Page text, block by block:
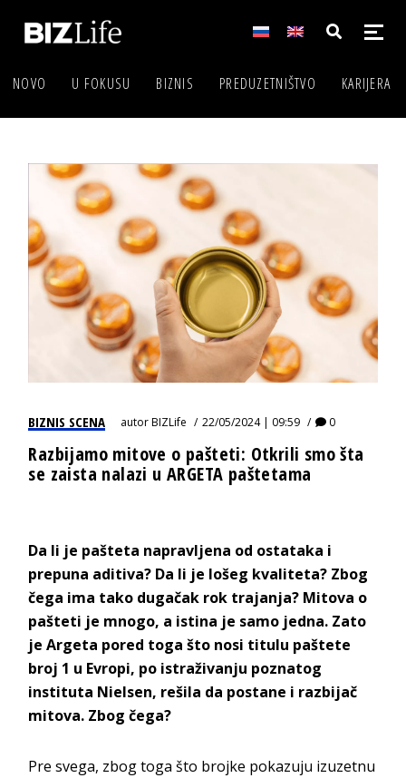
NOVO U FOKUSU BIZNIS PREDUZETNIŠTVO KARIJERA
BIZNIS SCENA autorBIZLife 22/05/2024 | 09:59 0
Razbijamo mitove o pašteti: Otkrili smo šta
se zaista nalazi u ARGETA paštetama
Da li je pašteta napravljena od ostataka i
prepuna aditiva? Da li je lošeg kvaliteta? Zbog
čega ima tako dugačak rok trajanja? Mitova o
pašteti je mnogo, a istina je samo jedna. Zato
je Argeta pored toga što nosi titulu paštete
broj 1 u Evropi, po istraživanju poznatog
instituta Nielsen, rešila da postane i razbijač
mitova. Zbog čega?
Pre svega, zbog toga što brojke pokazuju izuzetnu